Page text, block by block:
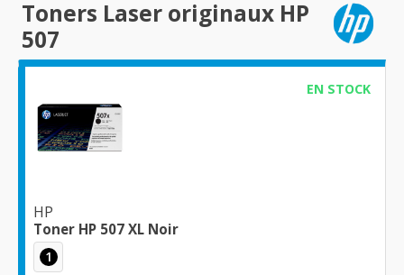
Toners Laser originaux HP
507
EN STOCK
HP
Toner HP 507 XL Noir
1